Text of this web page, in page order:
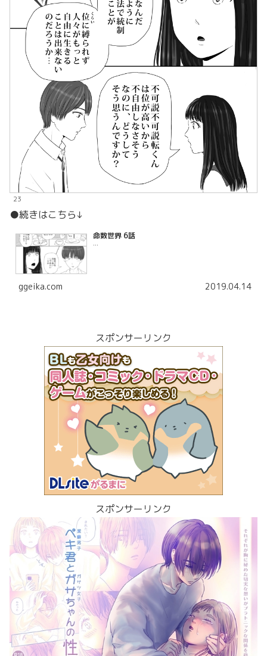
23
●続きはこちら↓
命数世界 6話
...
ggeika.com 2019.04.14
スポンサーリンク
スポンサーリンク